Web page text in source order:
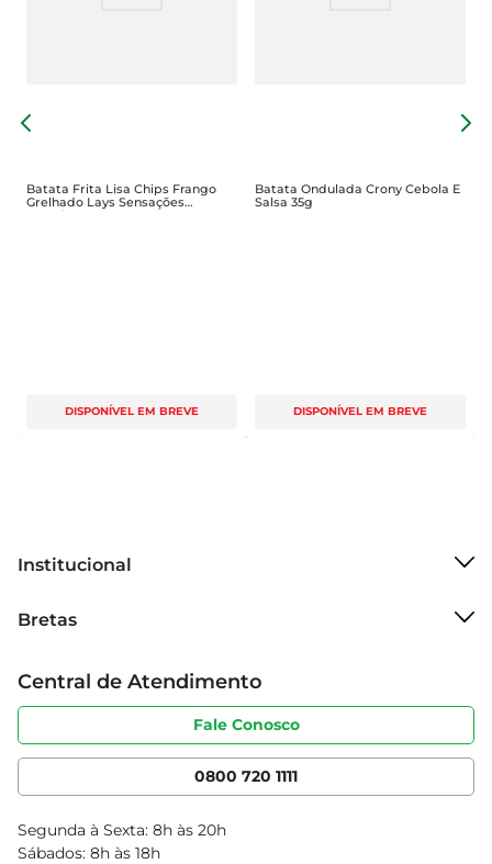
Batata Frita Lisa Chips Frango
Grelhado Lays Sensações
PremiumPacote35g
DISPONÍVEL EM BREVE
Batata Ondulada Crony Cebola E
Salsa 35g
DISPONÍVEL EM BREVE
Institucional
Grupo Cencosud
Sobre privacidade
Portal do fornecedor
Cencosud Media
Bretas
Produtos Bretas
Código de ética
Serviços
Clube Bretas
Blog Bretas
Black Friday
Central de Atendimento
Fale Conosco
0800 720 1111
Segunda à Sexta: 8h às 20h
Sábados: 8h às 18h